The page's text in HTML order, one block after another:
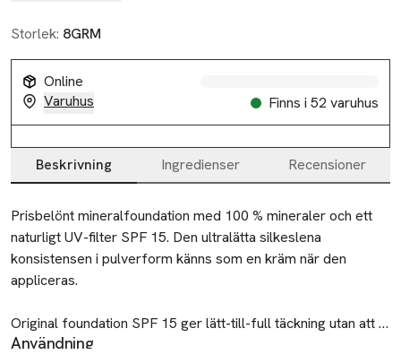
Storlek: 8GRM
Online
Varuhus
Finns i 52 varuhus
Beskrivning Ingredienser Recensioner
Beskrivning
Prisbelönt mineralfoundation med 100 % mineraler och ett
naturligt UV-filter SPF 15. Den ultralätta silkeslena
konsistensen i pulverform känns som en kräm när den
appliceras.
Original foundation SPF 15 ger lätt-till-full täckning utan att
kännas tung och kakig. Den ger en naturligt lystergivande
Användning